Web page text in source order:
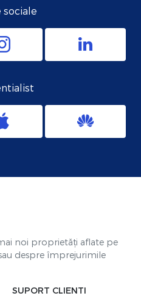
sociale
noi proprietăți aflate pe
despre împrejurimile
SUPORT CLIENTI